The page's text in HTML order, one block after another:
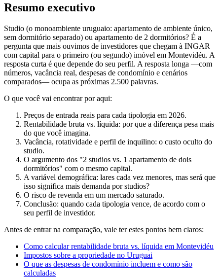
Resumo executivo
Studio (o monoambiente uruguaio: apartamento de ambiente único,
sem dormitório separado) ou apartamento de 2 dormitórios? É a
pergunta que mais ouvimos de investidores que chegam à INGAR
com capital para o primeiro (ou segundo) imóvel em Montevidéu. A
resposta curta é que depende do seu perfil. A resposta longa —com
números, vacância real, despesas de condomínio e cenários
comparados— ocupa as próximas 2.500 palavras.
O que você vai encontrar por aqui:
Preços de entrada reais para cada tipologia em 2026.
Rentabilidade bruta vs. líquida: por que a diferença pesa mais
do que você imagina.
Vacância, rotatividade e perfil de inquilino: o custo oculto do
studio.
O argumento dos "2 studios vs. 1 apartamento de dois
dormitórios" com o mesmo capital.
A variável demográfica: lares cada vez menores, mas será que
isso significa mais demanda por studios?
O risco de revenda em um mercado saturado.
Conclusão: quando cada tipologia vence, de acordo com o
seu perfil de investidor.
Antes de entrar na comparação, vale ter estes pontos bem claros:
Como calcular rentabilidade bruta vs. líquida em Montevidéu
Impostos sobre a propriedade no Uruguai
O que as despesas de condomínio incluem e como são
calculadas